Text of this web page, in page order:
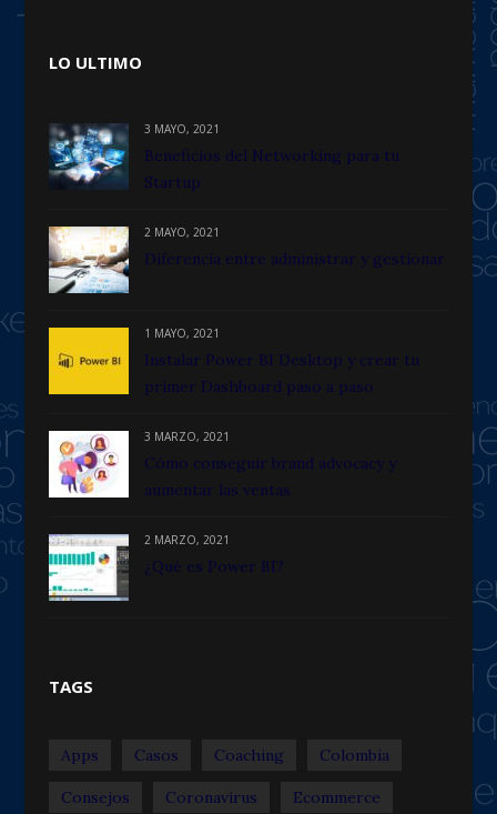
LO ULTIMO
3 MAYO, 2021
Beneficios del Networking para tu
Startup
2 MAYO, 2021
Diferencia entre administrar y gestionar
1 MAYO, 2021
Instalar Power BI Desktop y crear tu
primer Dashboard paso a paso
3 MARZO, 2021
Cómo conseguir brand advocacy y
aumentar las ventas
2 MARZO, 2021
¿Qué es Power BI?
TAGS
Apps Casos Coaching Colombia
Consejos Coronavirus Ecommerce